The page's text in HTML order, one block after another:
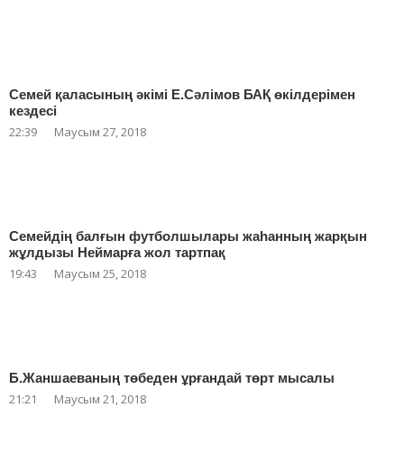
Семей қаласының әкімі Е.Сәлімов БАҚ өкілдерімен
кездесі
22:39 Маусым 27, 2018
Семейдің балғын футболшылары жаһанның жарқын
жұлдызы Неймарға жол тартпақ
19:43 Маусым 25, 2018
Б.Жаншаеваның төбеден ұрғандай төрт мысалы
21:21 Маусым 21, 2018